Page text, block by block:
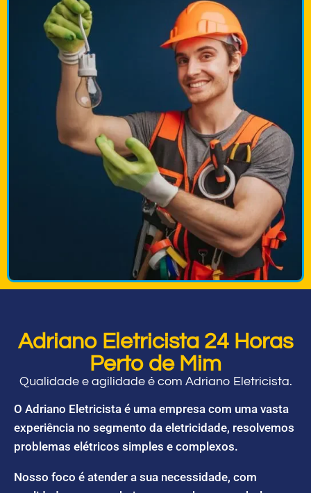
Adriano Eletricista 24 Horas
Perto de Mim
Qualidade e agilidade é com Adriano Eletricista.
O Adriano Eletricista é uma empresa com uma vasta
experiência no segmento da eletricidade, resolvemos
problemas elétricos simples e complexos.
Nosso foco é atender a sua necessidade, com